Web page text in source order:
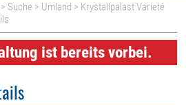
> Suche > Umland > Krystallpalast Varieté
ist bereits vorbei.